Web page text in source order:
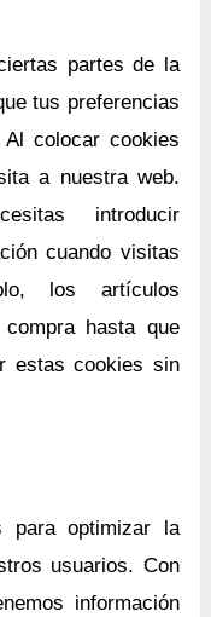
partes de la
tus preferencias
colocar cookies
a nuestra web.
introducir
cuando visitas
los artículos
hasta que
estas cookies sin
para optimizar la
usuarios. Con
información